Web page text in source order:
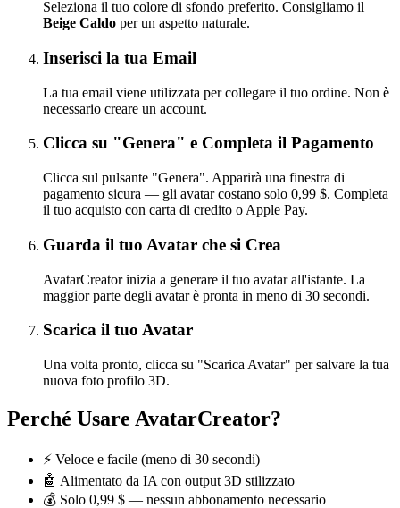
Seleziona il tuo colore di sfondo preferito. Consigliamo il
Beige Caldo per un aspetto naturale.
Inserisci la tua Email
La tua email viene utilizzata per collegare il tuo ordine. Non è
necessario creare un account.
Clicca su "Genera" e Completa il Pagamento
Clicca sul pulsante "Genera". Apparirà una finestra di
pagamento sicura — gli avatar costano solo 0,99 $. Completa
il tuo acquisto con carta di credito o Apple Pay.
Guarda il tuo Avatar che si Crea
AvatarCreator inizia a generare il tuo avatar all'istante. La
maggior parte degli avatar è pronta in meno di 30 secondi.
Scarica il tuo Avatar
Una volta pronto, clicca su "Scarica Avatar" per salvare la tua
nuova foto profilo 3D.
Perché Usare AvatarCreator?
⚡ Veloce e facile (meno di 30 secondi)
🤖 Alimentato da IA con output 3D stilizzato
💰 Solo 0,99 $ — nessun abbonamento necessario